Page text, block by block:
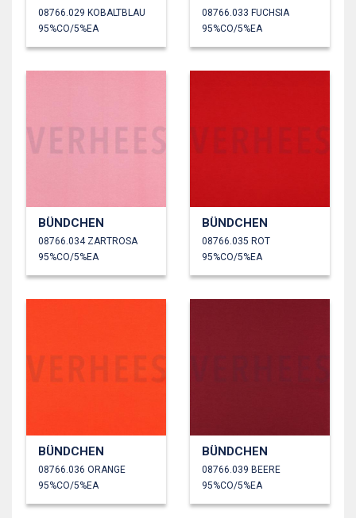
08766.029 KOBALTBLAU
95%CO/5%EA
08766.033 FUCHSIA
95%CO/5%EA
BÜNDCHEN
08766.034 ZARTROSA
95%CO/5%EA
BÜNDCHEN
08766.035 ROT
95%CO/5%EA
BÜNDCHEN
08766.036 ORANGE
95%CO/5%EA
BÜNDCHEN
08766.039 BEERE
95%CO/5%EA